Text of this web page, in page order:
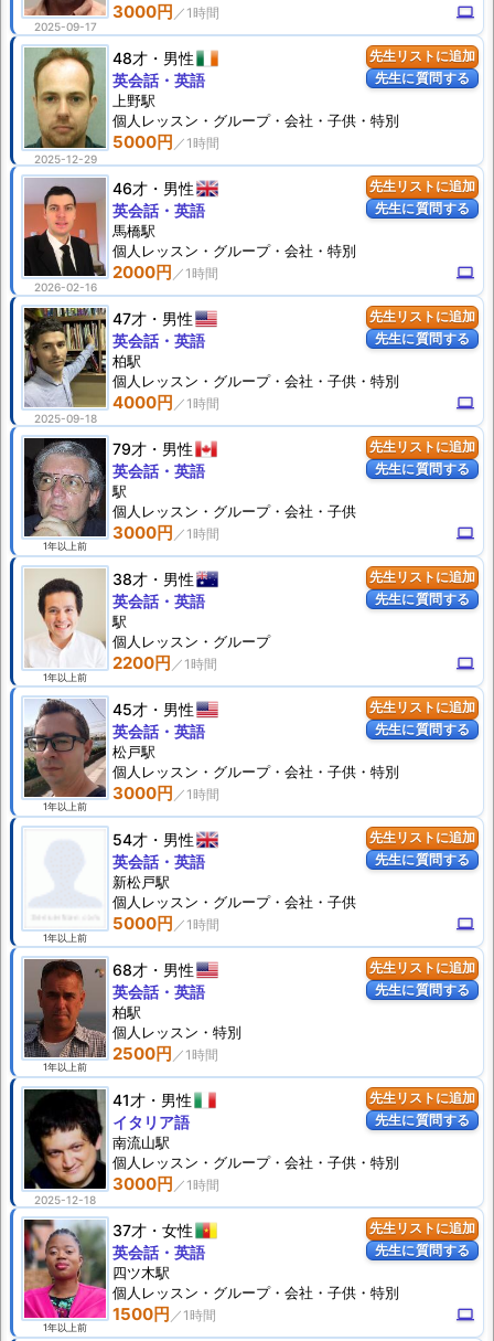
2025-09-17
3000円 computer
先生リストに追加
先生に質問する
2025-12-29
48才 男性
5000円
英会話・英語
上野駅
個人 レッスン ・グループ・会社・子供・特別
先生リストに追加
先生に質問する
2026-02-16
46才 男性
2000円 computer
英会話・英語
馬橋駅
個人 レッスン ・グループ・会社・特別
先生リストに追加
先生に質問する
2025-09-18
47才 男性
4000円 computer
英会話・英語
柏駅
個人 レッスン ・グループ・会社・子供・特別
先生リストに追加
先生に質問する
1年以上前
79才 男性
3000円 computer
英会話・英語
駅
個人 レッスン ・グループ・会社・子供
先生リストに追加
先生に質問する
1年以上前
38才 男性
2200円 computer
英会話・英語
駅
個人 レッスン ・グループ
先生リストに追加
先生に質問する
1年以上前
45才 男性
3000円
英会話・英語
松戸駅
個人 レッスン ・グループ・会社・子供・特別
先生リストに追加
先生に質問する
1年以上前
54才 男性
5000円 computer
英会話・英語
新松戸駅
個人 レッスン ・グループ・会社・子供
先生リストに追加
先生に質問する
1年以上前
68才 男性
2500円
英会話・英語
柏駅
個人 レッスン ・特別
先生リストに追加
先生に質問する
2025-12-18
41才 男性
3000円
イタリア語
南流山駅
個人 レッスン ・グループ・会社・子供・特別
先生リストに追加
先生に質問する
1年以上前
37才 女性
1500円 computer
英会話・英語
四ツ木駅
個人 レッスン ・グループ・会社・子供・特別